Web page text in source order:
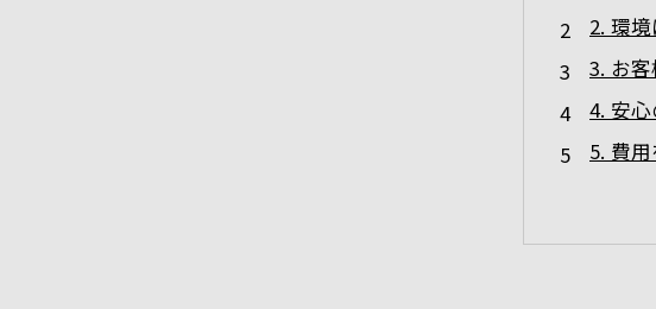
2. 環
3. お
4. 安
5. 費